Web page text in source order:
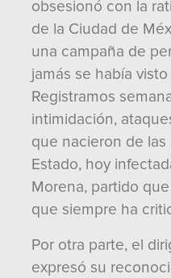
obsesionó con la
de la Ciudad de
una campaña de
jamás se había
Registramos
intimidación,
que nacieron de
Estado, hoy
Morena, partido
que siempre ha
Por otra parte, el
expresó su